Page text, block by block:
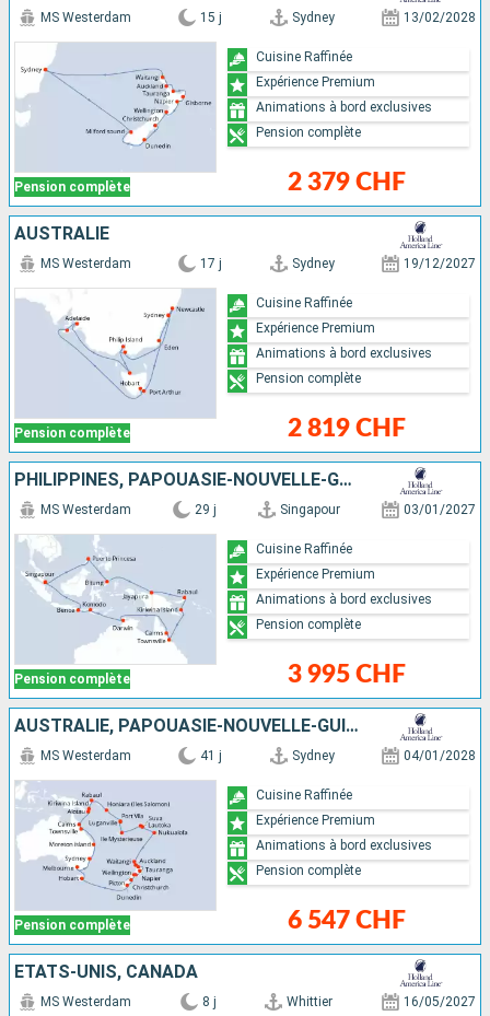
Pension complète
MS Westerdam 15 j Sydney 13/02/2028
2 379 CHF
Cuisine Raffinée
Expérience Premium
Animations à bord exclusives
Pension complète
AUSTRALIE
Pension complète
MS Westerdam 17 j Sydney 19/12/2027
2 819 CHF
Cuisine Raffinée
Expérience Premium
Animations à bord exclusives
Pension complète
PHILIPPINES, PAPOUASIE-NOUVELLE-GUINÉE, AUSTRALIE, INDONÉSIE, SINGAPOUR
Pension complète
MS Westerdam 29 j Singapour 03/01/2027
3 995 CHF
Cuisine Raffinée
Expérience Premium
Animations à bord exclusives
Pension complète
AUSTRALIE, PAPOUASIE-NOUVELLE-GUINÉE, VANUATU, FIDJI (ÎLES), TONGA, NOUVELLE-ZÉLANDE
Pension complète
MS Westerdam 41 j Sydney 04/01/2028
6 547 CHF
Cuisine Raffinée
Expérience Premium
Animations à bord exclusives
Pension complète
ÉTATS-UNIS, CANADA
MS Westerdam 8 j Whittier 16/05/2027